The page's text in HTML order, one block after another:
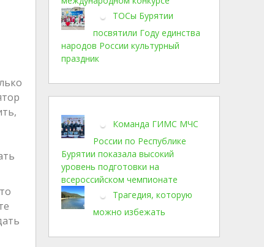
ТОСы Бурятии
посвятили Году единства
народов России культурный
праздник
Команда ГИМС МЧС
России по Республике
Бурятии показала высокий
уровень подготовки на
всероссийском чемпионате
Трагедия, которую
можно избежать